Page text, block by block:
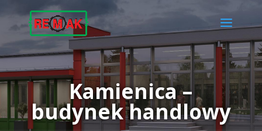
Kamienica –
budynek handlowy